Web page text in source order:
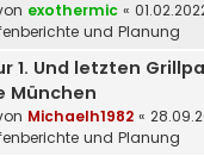
exothermic «
und Planung
1. Und letzten
München
Michaelh1982 «
und Planung